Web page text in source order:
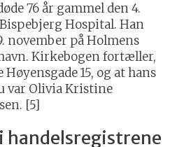
76 år gammel den 4.
Hospital. Han
november på Holmens
Kirkebogen fortæller,
15, og at hans
var Olivia Kristine
[5]
handelsregistrene